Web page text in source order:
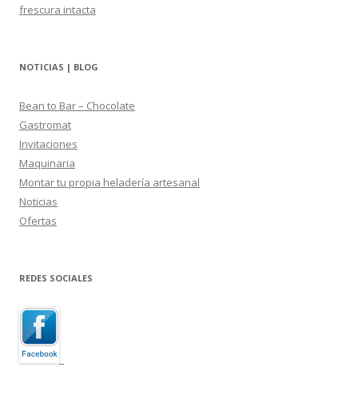
frescura intacta
NOTICIAS | BLOG
Bean to Bar – Chocolate
Gastromat
Invitaciones
Maquinaria
Montar tu propia heladería artesanal
Noticias
Ofertas
REDES SOCIALES